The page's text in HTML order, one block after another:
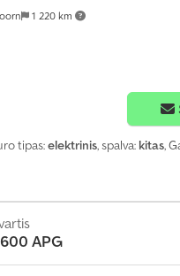
b
k
e
t
ą
1 220 km
tipas:elektrinis, spalva: kitas,
APG